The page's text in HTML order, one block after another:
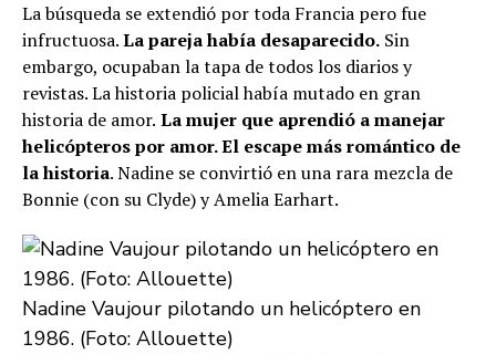
La búsqueda se extendió por toda Francia pero fue
infructuosa.La pareja había desaparecido. Sin
embargo, ocupaban la tapa de todos los diarios y
revistas. La historia policial había mutado en gran
historia de amor. La mujer que aprendió a manejar
helicópteros por amor. El escape más romántico de
la historia. Nadine se convirtió en una rara mezcla de
Bonnie (con su Clyde) y Amelia Earhart.
Nadine Vaujour pilotando un helicóptero en
1986. (Foto: Allouette)